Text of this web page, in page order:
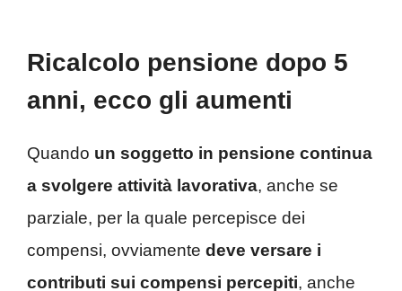
Ricalcolo pensione dopo 5
anni, ecco gli aumenti
Quando un soggetto in pensione continua
a svolgere attività lavorativa, anche se
parziale, per la quale percepisce dei
compensi, ovviamente deve versare i
contributi sui compensi percepiti, anche